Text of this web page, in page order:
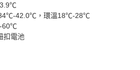
42.0℃，環溫18℃-28℃
60℃
扣電池